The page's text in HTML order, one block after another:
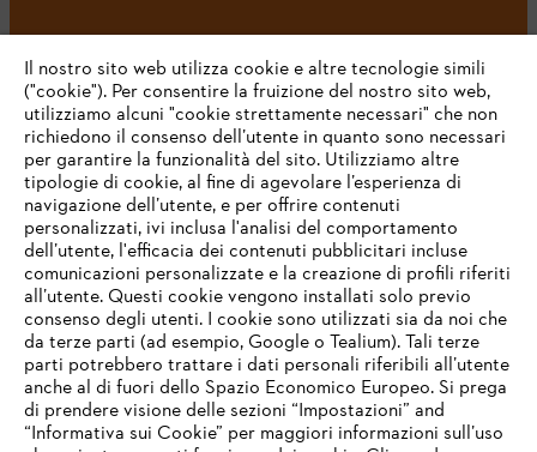
#STIHL
L’azienda
STIHL FAQ
Service
Il nostro sito web utilizza cookie e altre tecnologie simili
("cookie"). Per consentire la fruizione del nostro sito web,
utilizziamo alcuni "cookie strettamente necessari" che non
richiedono il consenso dell’utente in quanto sono necessari
per garantire la funzionalità del sito. Utilizziamo altre
tipologie di cookie, al fine di agevolare l’esperienza di
navigazione dell’utente, e per offrire contenuti
personalizzati, ivi inclusa l'analisi del comportamento
dell’utente, l'efficacia dei contenuti pubblicitari incluse
comunicazioni personalizzate e la creazione di profili riferiti
all’utente. Questi cookie vengono installati solo previo
consenso degli utenti. I cookie sono utilizzati sia da noi che
da terze parti (ad esempio, Google o Tealium). Tali terze
parti potrebbero trattare i dati personali riferibili all’utente
anche al di fuori dello Spazio Economico Europeo. Si prega
di prendere visione delle sezioni “Impostazioni” and
“Informativa sui Cookie” per maggiori informazioni sull’uso